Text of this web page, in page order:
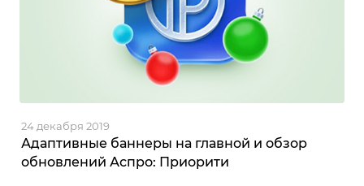
Адаптивные баннеры на главной и обзор
обновлений Аспро: Приорити
24 декабря 2019